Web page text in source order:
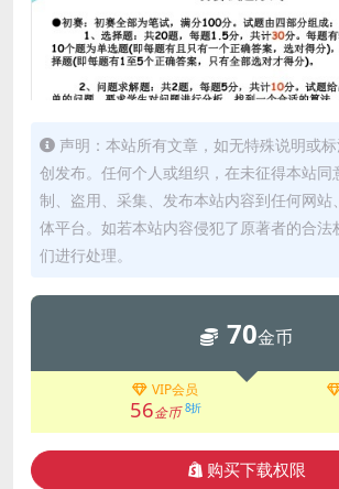
声明：本站所有文章，如无特殊说明或
创发布。任何个人或组织，在未征得本站同
制、盗用、采集、发布本站内容到任何网站
体平台。如若本站内容侵犯了原著者的合法
们进行处理。
70金币
VIP会员
56金币 8折
购买下载权限